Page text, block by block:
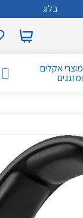
בלוג
מוצרי אקלים
ומזגנים